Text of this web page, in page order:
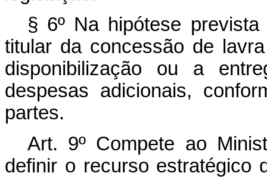
§ 6º Na hipótese
titular da concessão de
disponibilização ou a
despesas adicionais,
partes.
Art. 9º Compete ao
definir o recurso estratégico